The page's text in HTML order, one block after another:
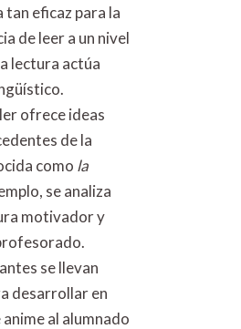
eficaz para la
de leer a un nivel
lectura actúa
ofrece ideas
de la
como la
se analiza
motivador y
se llevan
desarrollar en
al alumnado